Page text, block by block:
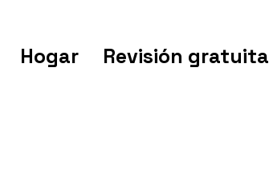
Hogar Revisión gratuita